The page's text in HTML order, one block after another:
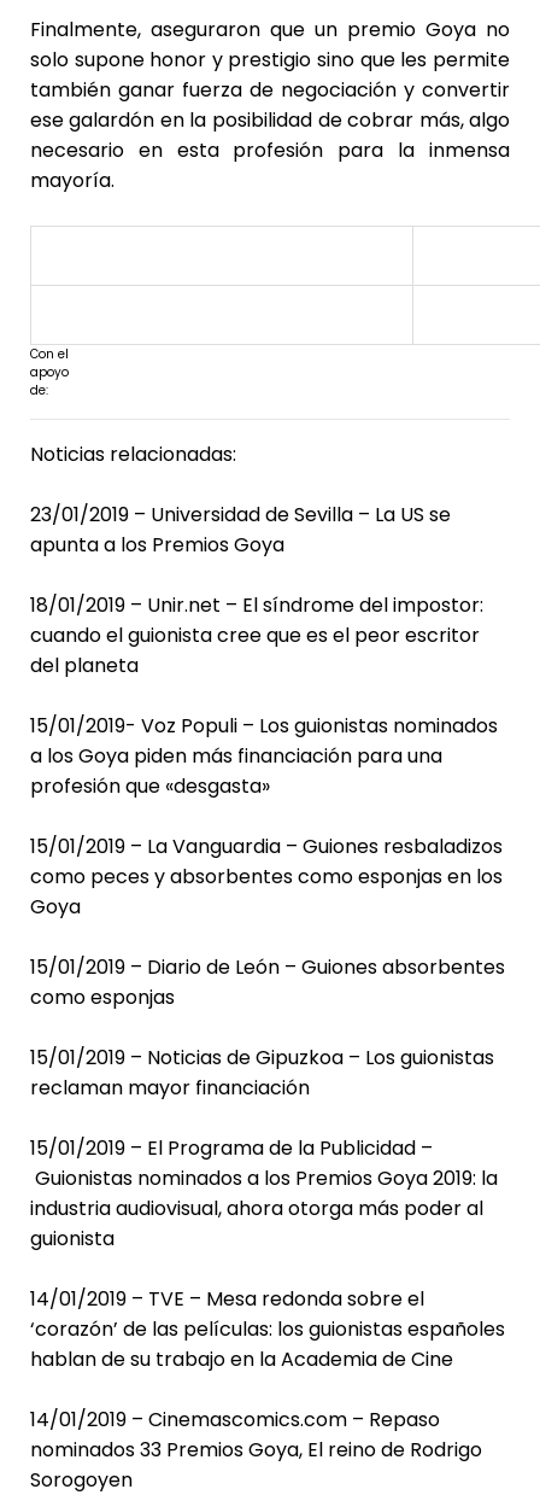
Finalmente, aseguraron que un premio Goya no
solo supone honor y prestigio sino que les permite
también ganar fuerza de negociación y convertir
ese galardón en la posibilidad de cobrar más, algo
necesario en esta profesión para la inmensa
mayoría.
Con el
apoyo
de:
Noticias relacionadas:
23/01/2019 – Universidad de Sevilla – La US se
apunta a los Premios Goya
18/01/2019 – Unir.net – El síndrome del impostor:
cuando el guionista cree que es el peor escritor
del planeta
15/01/2019- Voz Populi – Los guionistas nominados
a los Goya piden más financiación para una
profesión que «desgasta»
15/01/2019 – La Vanguardia – Guiones resbaladizos
como peces y absorbentes como esponjas en los
Goya
15/01/2019 – Diario de León – Guiones absorbentes
como esponjas
15/01/2019 – Noticias de Gipuzkoa – Los guionistas
reclaman mayor financiación
15/01/2019 – El Programa de la Publicidad –
Guionistas nominados a los Premios Goya 2019: la
industria audiovisual, ahora otorga más poder al
guionista
14/01/2019 – TVE – Mesa redonda sobre el
‘corazón’ de las películas: los guionistas españoles
hablan de su trabajo en la Academia de Cine
14/01/2019 – Cinemascomics.com – Repaso
nominados 33 Premios Goya, El reino de Rodrigo
Sorogoyen